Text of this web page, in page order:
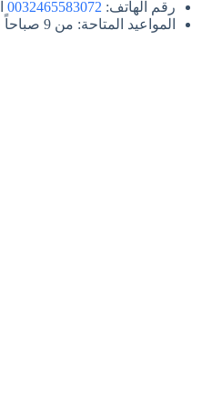
رقم الهاتف: 0032465583072
المواعيد المتاحة: من 9 صباحاً حتى 12 ليلاً